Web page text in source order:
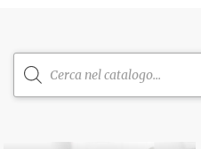
Products
search